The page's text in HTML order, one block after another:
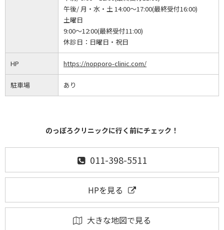
午後/ 月・水・土 14:00～17:00(最終受付16:00)
土曜日
9:00～12:00(最終受付11:00)
休診日： 日曜日・祝日
HP https://nopporo-clinic.com/
駐車場 あり
のっぽろクリニックに行く前にチェック！
011-398-5511
HPを見る
大きな地図で見る